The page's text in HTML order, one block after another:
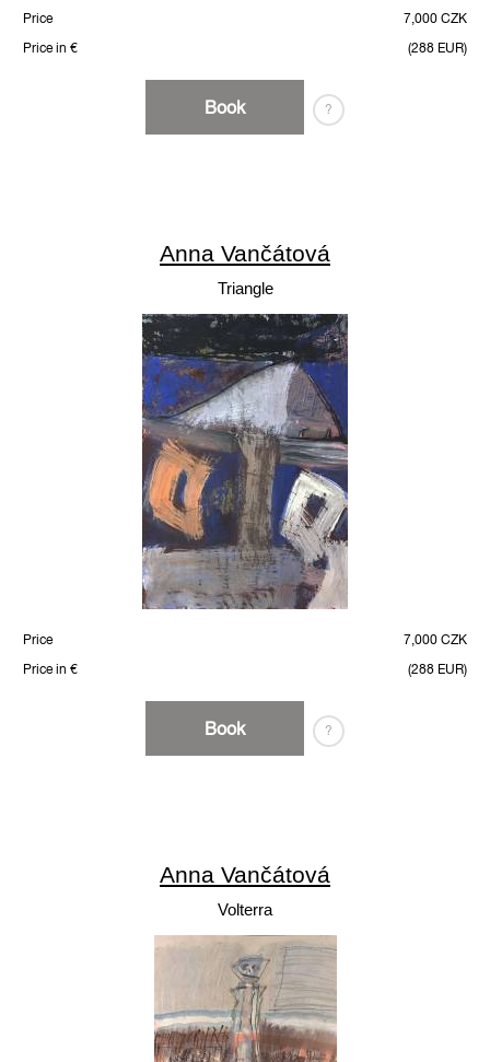
Price
7,000 CZK
Price in €
(288 EUR)
Book ?
Anna Vančátová
Triangle
Price
7,000 CZK
Price in €
(288 EUR)
Book ?
Anna Vančátová
Volterra